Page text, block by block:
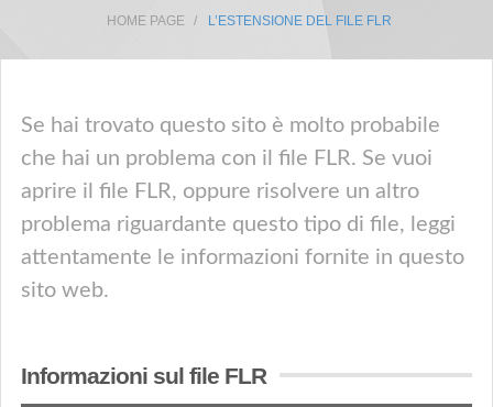
HOME PAGE L’ESTENSIONE DEL FILE FLR
Se hai trovato questo sito è molto probabile
che hai un problema con il file FLR. Se vuoi
aprire il file FLR, oppure risolvere un altro
problema riguardante questo tipo di file, leggi
attentamente le informazioni fornite in questo
sito web.
Informazioni sul file FLR